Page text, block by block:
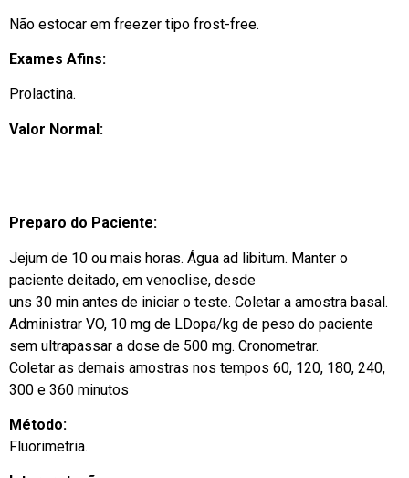
Não estocar em freezer tipo frost-free.
Exames Afins:
Prolactina.
Valor Normal:
Preparo do Paciente:
Jejum de 10 ou mais horas. Água ad libitum. Manter o
paciente deitado, em venoclise, desde
uns 30 min antes de iniciar o teste. Coletar a amostra basal.
Administrar VO, 10 mg de LDopa/kg de peso do paciente
sem ultrapassar a dose de 500 mg. Cronometrar.
Coletar as demais amostras nos tempos 60, 120, 180, 240,
300 e 360 minutos
Método:
Fluorimetria.